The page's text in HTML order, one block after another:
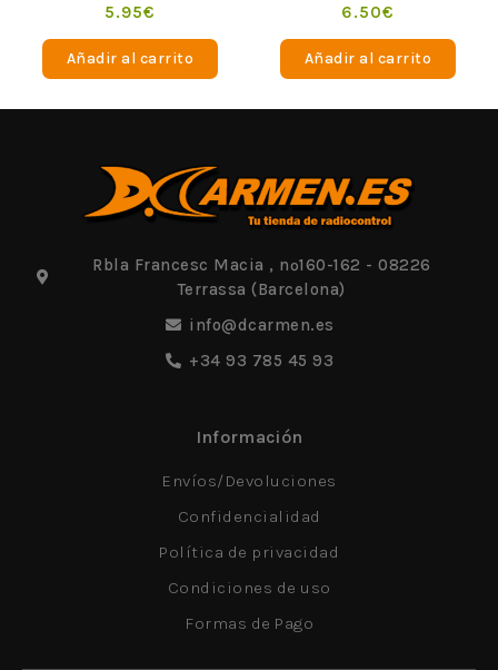
5.95€
Añadir al carrito
6.50€
Añadir al carrito
Rbla Francesc Macia , nº160-162 - 08226
Terrassa (Barcelona)
info@dcarmen.es
+34 93 785 45 93
Información
Envíos/Devoluciones
Confidencialidad
Política de privacidad
Condiciones de uso
Formas de Pago